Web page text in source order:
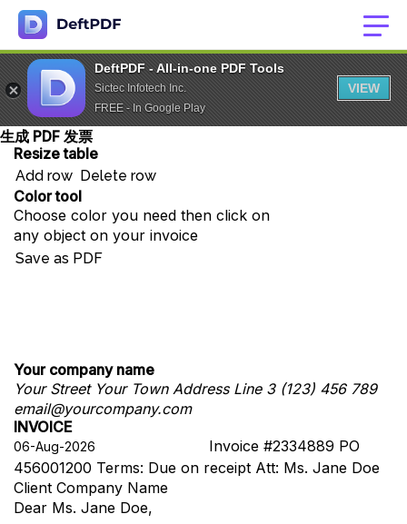
DeftPDF - All-in-one PDF Tools
Sictec Infotech Inc.
FREE - In Google Play
VIEW
生成 PDF 发票
Resize table
Add row Delete row
Color tool
Choose color you need then click on
any object on your invoice
Save as PDF
Your company name
Your Street Your Town Address Line 3 (123) 456 789
email@yourcompany.com
INVOICE
Invoice #2334889 PO
456001200 Terms: Due on receipt Att: Ms. Jane Doe
Client Company Name
Dear Ms. Jane Doe,